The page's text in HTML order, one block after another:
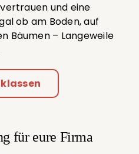
und eine
ob am Boden, auf
Bäumen – Langeweile
für eure Firma